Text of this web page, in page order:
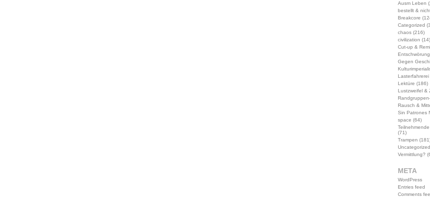
Ausm Leben
bestellt &
Breakcore
Categorized
chaos(216)
civilization (14)
Cut-up &
Entschwörung
Gegen
Lasterfahrerei
Lektüre (186)
Lustzweifel &
Rausch &
Sin Patrones
space (64)
(71)
Trampen
Uncategorized
Vermittlung?
META
WordPress
Entries feed
Comments